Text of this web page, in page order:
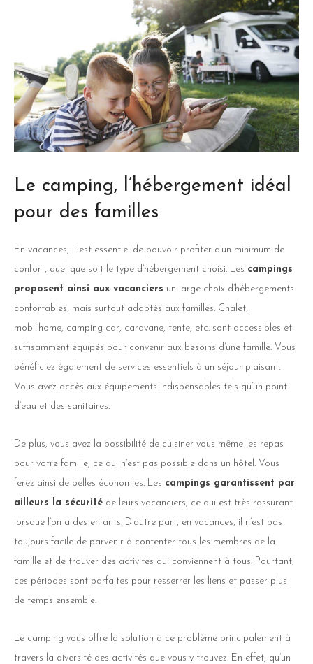
Le camping, l’hébergement idéal
pour des familles
En vacances, il est essentiel de pouvoir profiter d’un minimum de
confort, quel que soit le type d’hébergement choisi. Les campings
proposent ainsi aux vacanciers un large choix d’hébergements
confortables, mais surtout adaptés aux familles. Chalet,
mobil’home, camping-car, caravane, tente, etc. sont accessibles et
suffisamment équipés pour convenir aux besoins d’une famille. Vous
bénéficiez également de services essentiels à un séjour plaisant.
Vous avez accès aux équipements indispensables tels qu’un point
d’eau et des sanitaires.
De plus, vous avez la possibilité de cuisiner vous-même les repas
pour votre famille, ce qui n’est pas possible dans un hôtel. Vous
ferez ainsi de belles économies. Les campings garantissent par
ailleurs la sécurité de leurs vacanciers, ce qui est très rassurant
lorsque l’on a des enfants. D’autre part, en vacances, il n’est pas
toujours facile de parvenir à contenter tous les membres de la
famille et de trouver des activités qui conviennent à tous. Pourtant,
ces périodes sont parfaites pour resserrer les liens et passer plus
de temps ensemble.
Le camping vous offre la solution à ce problème principalement à
travers la diversité des activités que vous y trouvez. En effet, qu’un